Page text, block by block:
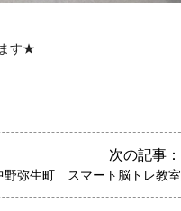
す★
次の記事：
野弥生町 スマート脳トレ教室